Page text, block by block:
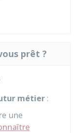
prêt ?
métier :
une